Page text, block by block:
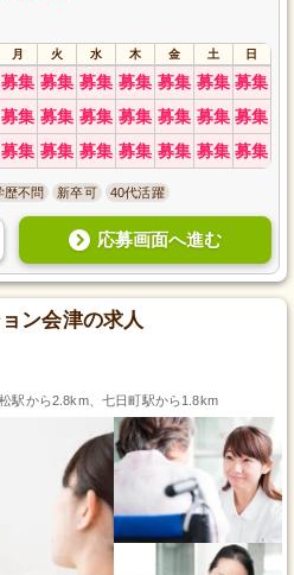
月 火 水 木 金 土 日
募集 募集 募集 募集 募集 募集 募集
募集 募集 募集 募集 募集 募集 募集
募集 募集 募集 募集 募集 募集 募集
歴不問 新卒可 40代活躍
応募画面へ進む
ン会津の求人
駅から2.8km、七日町駅から1.8km